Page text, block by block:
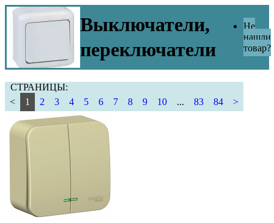
Выключатели,
переключатели
Не
нашли
товар?
СТРАНИЦЫ:
<
1 2 3 4 5 6 7 8 9 10 ... 83 84 >